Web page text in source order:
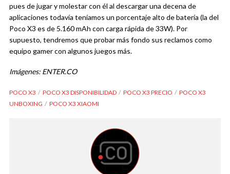
pues de jugar y molestar con él al descargar una decena de
aplicaciones todavía teníamos un porcentaje alto de batería (la del
Poco X3 es de 5.160 mAh con carga rápida de 33W). Por
supuesto, tendremos que probar más fondo sus reclamos como
equipo gamer con algunos juegos más.
Imágenes: ENTER.CO
POCO X3 POCO X3 DISPONIBILIDAD POCO X3 PRECIO
POCO X3
UNBOXING
POCO X3 XIAOMI